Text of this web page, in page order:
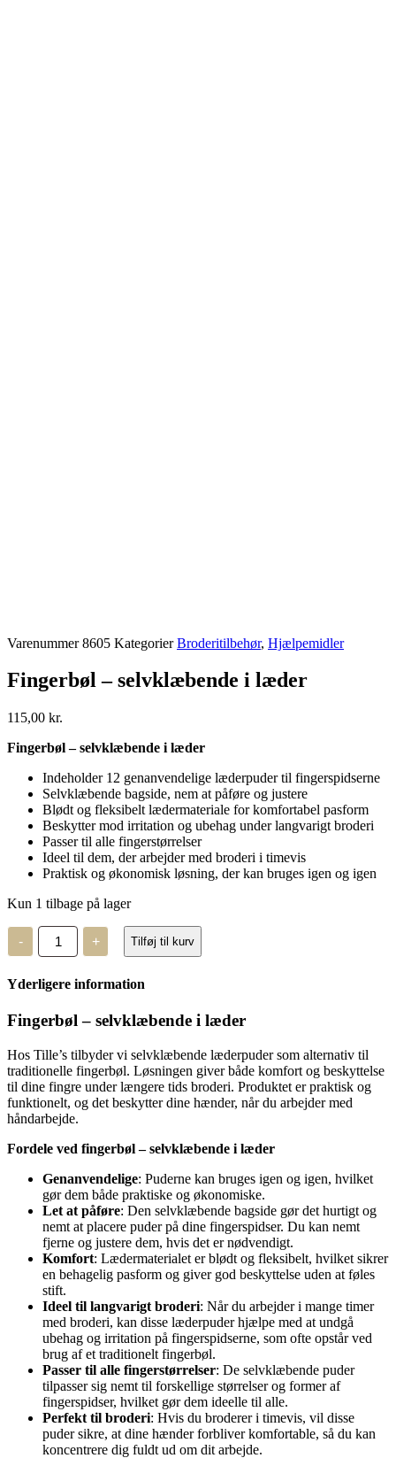
Varenummer8605 Kategorier Broderitilbehør, Hjælpemidler
Fingerbøl – selvklæbende i læder
115,00 kr.
Fingerbøl – selvklæbende i læder
Indeholder 12 genanvendelige læderpuder til fingerspidserne
Selvklæbende bagside, nem at påføre og justere
Blødt og fleksibelt lædermateriale for komfortabel pasform
Beskytter mod irritation og ubehag under langvarigt broderi
Passer til alle fingerstørrelser
Ideel til dem, der arbejder med broderi i timevis
Praktisk og økonomisk løsning, der kan bruges igen og igen
Kun 1 tilbage på lager
-
Fingerbøl
selvklæbende
læder
+ Tilføj til kurv
Yderligere information
Fingerbøl – selvklæbende i læder
Hos Tille’s tilbyder vi selvklæbende læderpuder som alternativ til
traditionelle fingerbøl. Løsningen giver både komfort og beskyttelse
til dine fingre under længere tids broderi. Produktet er praktisk og
funktionelt, og det beskytter dine hænder, når du arbejder med
håndarbejde.
Fordele ved fingerbøl – selvklæbende i læder
Genanvendelige: Puderne kan bruges igen og igen, hvilket
gør dem både praktiske og økonomiske.
Let at påføre: Den selvklæbende bagside gør det hurtigt og
nemt at placere puder på dine fingerspidser. Du kan nemt
fjerne og justere dem, hvis det er nødvendigt.
Komfort: Lædermaterialet er blødt og fleksibelt, hvilket sikrer
en behagelig pasform og giver god beskyttelse uden at føles
stift.
Ideel til langvarigt broderi: Når du arbejder i mange timer
med broderi, kan disse læderpuder hjælpe med at undgå
ubehag og irritation på fingerspidserne, som ofte opstår ved
brug af et traditionelt fingerbøl.
Passer til alle fingerstørrelser: De selvklæbende puder
tilpasser sig nemt til forskellige størrelser og former af
fingerspidser, hvilket gør dem ideelle til alle.
Perfekt til broderi: Hvis du broderer i timevis, vil disse
puder sikre, at dine hænder forbliver komfortable, så du kan
koncentrere dig fuldt ud om dit arbejde.